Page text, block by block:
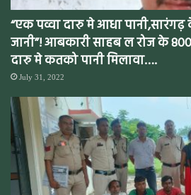
“एक पव्वा दारु मे आधा
जानी”! आबकारी साहब ल रोज के
दारु मे कतको पानी मिलावा….
July 31, 2022